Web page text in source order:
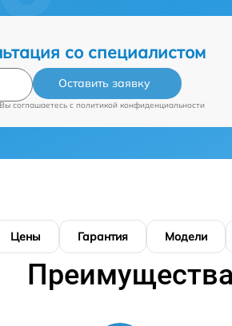
со специалистом
Оставить заявку
соглашаетесь c политикой конфиденциальности
Цены Гарантия Модели